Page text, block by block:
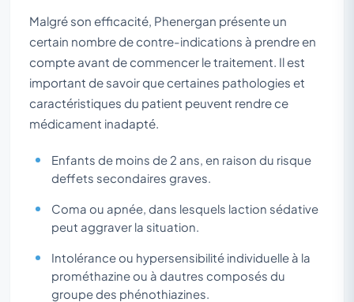
Malgré son efficacité, Phenergan présente un
certain nombre de contre-indications à prendre en
compte avant de commencer le traitement. Il est
important de savoir que certaines pathologies et
caractéristiques du patient peuvent rendre ce
médicament inadapté.
Enfants de moins de 2 ans, en raison du risque
deffets secondaires graves.
Coma ou apnée, dans lesquels laction sédative
peut aggraver la situation.
Intolérance ou hypersensibilité individuelle à la
prométhazine ou à dautres composés du
groupe des phénothiazines.